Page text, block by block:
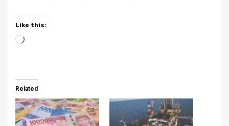
Like this:
Loading…
Related